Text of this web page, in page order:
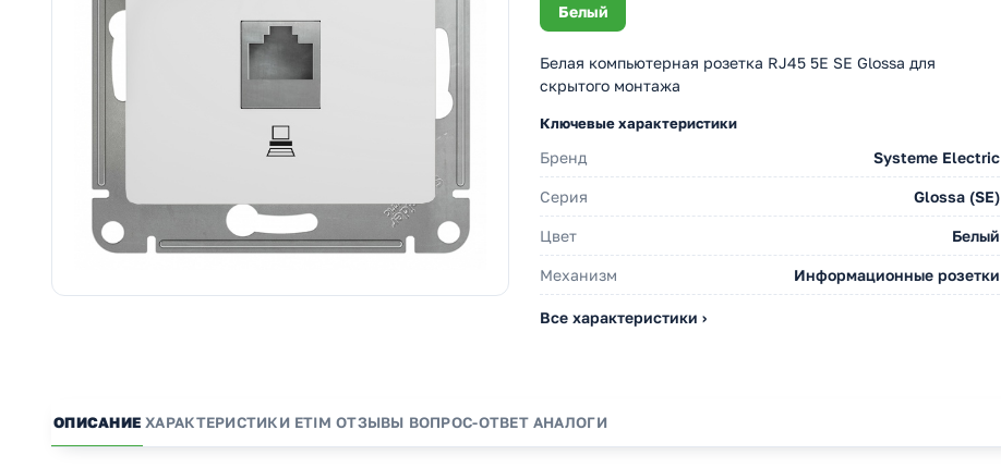
Белый
Белая компьютерная розетка RJ45 5E SE Glossa для
скрытого монтажа
Ключевые характеристики
Бренд Systeme Electric
Серия Glossa (SE)
Цвет Белый
Механизм Информационные розетки
Все характеристики ›
ОПИСАНИЕ ХАРАКТЕРИСТИКИ ETIM ОТЗЫВЫ ВОПРОС-ОТВЕТ АНАЛОГИ